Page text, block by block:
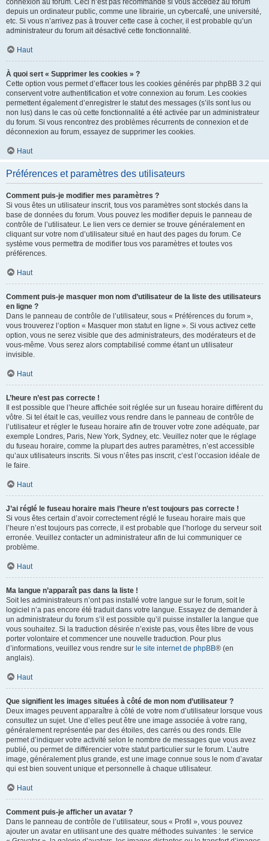
connexion au forum. Ceci n’est pas recommandé si vous accédez au forum
depuis un ordinateur public, comme une librairie, un cybercafé, une université,
etc. Si vous n’arrivez pas à trouver cette case à cocher, il est probable qu’un
administrateur du forum ait désactivé cette fonctionnalité.
Haut
À quoi sert « Supprimer les cookies » ?
Cette option vous permet d’effacer tous les cookies générés par phpBB 3.2 qui
conservent votre authentification et votre connexion au forum. Les cookies
permettent également d’enregistrer le statut des messages (s’ils sont lus ou
non lus) dans le cas où cette fonctionnalité a été activée par un administrateur
du forum. Si vous rencontrez des problèmes récurrents de connexion et de
déconnexion au forum, essayez de supprimer les cookies.
Haut
Préférences et paramètres des utilisateurs
Comment puis-je modifier mes paramètres ?
Si vous êtes un utilisateur inscrit, tous vos paramètres sont stockés dans la
base de données du forum. Vous pouvez les modifier depuis le panneau de
contrôle de l’utilisateur. Le lien vers ce dernier se trouve généralement en
cliquant sur votre nom d’utilisateur situé en haut des pages du forum. Ce
système vous permettra de modifier tous vos paramètres et toutes vos
préférences.
Haut
Comment puis-je masquer mon nom d’utilisateur de la liste des utilisateurs
en ligne ?
Dans le panneau de contrôle de l’utilisateur, sous « Préférences du forum »,
vous trouverez l’option « Masquer mon statut en ligne ». Si vous activez cette
option, vous ne serez visible que des administrateurs, des modérateurs et de
vous-même. Vous serez alors comptabilisé comme étant un utilisateur
invisible.
Haut
L’heure n’est pas correcte !
Il est possible que l’heure affichée soit réglée sur un fuseau horaire différent du
vôtre. Si tel était le cas, veuillez vous rendre dans le panneau de contrôle de
l’utilisateur et régler le fuseau horaire afin de trouver votre zone adéquate, par
exemple Londres, Paris, New York, Sydney, etc. Veuillez noter que le réglage
du fuseau horaire, comme la plupart des autres paramètres, n’est accessible
qu’aux utilisateurs inscrits. Si vous n’êtes pas inscrit, c’est l’occasion idéale de
le faire.
Haut
J’ai réglé le fuseau horaire mais l’heure n’est toujours pas correcte !
Si vous êtes certain d’avoir correctement réglé le fuseau horaire mais que
l’heure n’est toujours pas correcte, il est probable que l’horloge du serveur soit
erronée. Veuillez contacter un administrateur afin de lui communiquer ce
problème.
Haut
Ma langue n’apparaît pas dans la liste !
Soit les administrateurs n’ont pas installé votre langue sur le forum, soit le
logiciel n’a pas encore été traduit dans votre langue. Essayez de demander à
un administrateur du forum s’il est possible qu’il puisse installer la langue que
vous souhaitez. Si la traduction désirée n’existe pas, vous êtes libre de vous
porter volontaire et commencer une nouvelle traduction. Pour plus
d’informations, veuillez vous rendre sur le site internet de phpBB® (en
anglais).
Haut
Que signifient les images situées à côté de mon nom d’utilisateur ?
Deux images peuvent apparaître à côté de votre nom d’utilisateur lorsque vous
consultez un sujet. Une d’elles peut être une image associée à votre rang,
généralement représentée par des étoiles, des carrés ou des ronds. Elle
permet d’indiquer votre activité selon le nombre de messages que vous avez
publié, ou permet de différencier votre statut particulier sur le forum. L’autre
image, généralement plus grande, est une image connue sous le nom d’avatar
qui est bien souvent unique et personnelle à chaque utilisateur.
Haut
Comment puis-je afficher un avatar ?
Dans le panneau de contrôle de l’utilisateur, sous « Profil », vous pouvez
ajouter un avatar en utilisant une des quatre méthodes suivantes : le service